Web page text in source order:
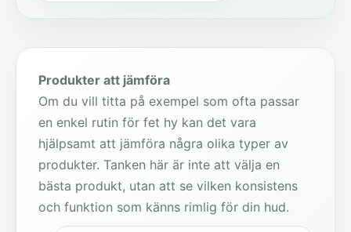
Produkter att jämföra
Om du vill titta på exempel som ofta passar
en enkel rutin för fet hy kan det vara
hjälpsamt att jämföra några olika typer av
produkter. Tanken här är inte att välja en
bästa produkt, utan att se vilken konsistens
och funktion som känns rimlig för din hud.